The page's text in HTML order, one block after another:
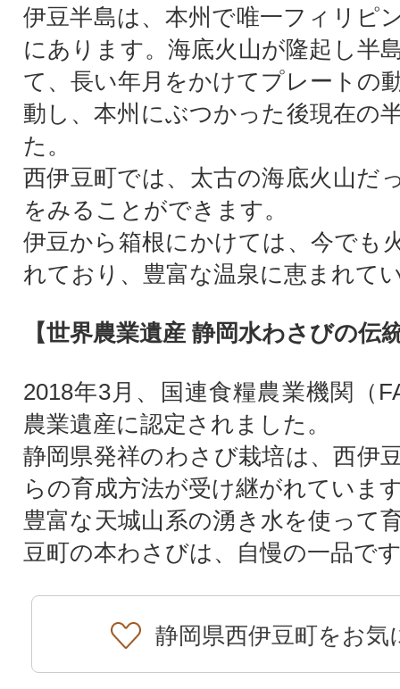
伊豆半島は、本州で唯一フィリピ
にあります。海底火山が隆起し半
て、長い年月をかけてプレートの
動し、本州にぶつかった後現在の
た。
西伊豆町では、太古の海底火山だ
をみることができます。
伊豆から箱根にかけては、今でも
れており、豊富な温泉に恵まれて
【世界農業遺産 静岡水わさびの伝
2018年3月、国連食糧農業機関（
農業遺産に認定されました。
静岡県発祥のわさび栽培は、西伊
らの育成方法が受け継がれていま
豊富な天城山系の湧き水を使って
豆町の本わさびは、自慢の一品で
静岡県西伊豆町をお気